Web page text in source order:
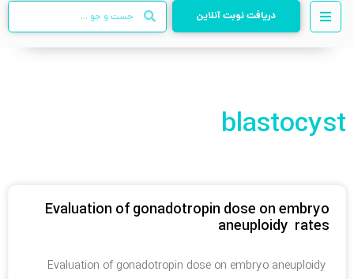
دریافت نوبت آنلاین
blastocyst
Evaluation of gonadotropin dose on embryo
aneuploidy rates
Evaluation of gonadotropin dose on embryo aneuploidy